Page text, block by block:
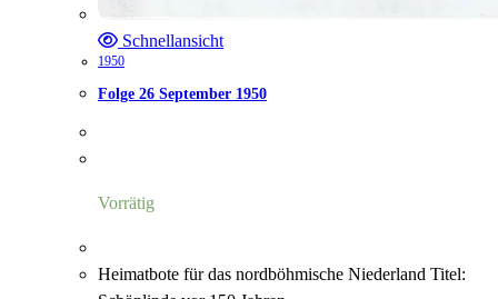
Schnellansicht
1950
Folge 26 September 1950
Vorrätig
Heimatbote für das nordböhmische Niederland Titel: